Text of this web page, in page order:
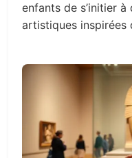
enfants de s’initier
artistiques inspirées